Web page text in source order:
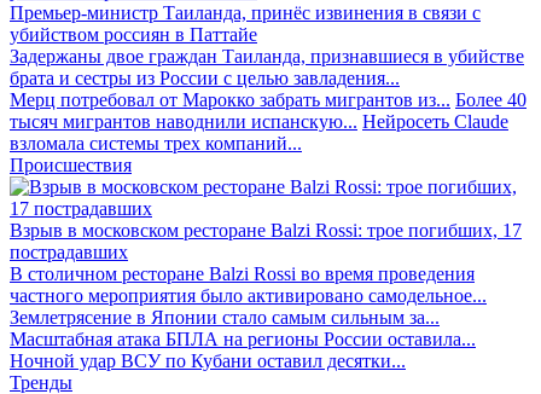
Премьер-министр Таиланда, принёс извинения в связи с
убийством россиян в Паттайе
Задержаны двое граждан Таиланда, признавшиеся в убийстве
брата и сестры из России с целью завладения...
Мерц потребовал от Марокко забрать мигрантов из... Более 40
тысяч мигрантов наводнили испанскую... Нейросеть Claude
взломала системы трех компаний...
Происшествия
Взрыв в московском ресторане Balzi Rossi: трое погибших, 17
пострадавших
В столичном ресторане Balzi Rossi во время проведения
частного мероприятия было активировано самодельное...
Землетрясение в Японии стало самым сильным за...
Масштабная атака БПЛА на регионы России оставила...
Ночной удар ВСУ по Кубани оставил десятки...
Тренды